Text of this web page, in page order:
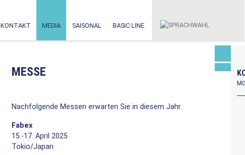
KONTAKT MEDIA SAISONAL BASIC LINE
MESSE
Nachfolgende Messen erwarten Sie in diesem Jahr.
Fabex
15.-17. April 2025
Tokio/Japan